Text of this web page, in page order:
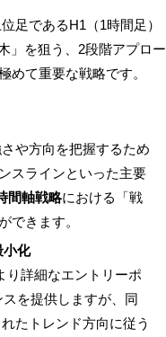
足であるH1（1時間足）
」を狙う、2段階アプロー
めて重要な戦略です。
や方向を把握するため
スラインといった主要
間軸戦略における「戦
できます。
小化
り詳細なエントリーポ
を提供しますが、同
たトレンド方向に従う